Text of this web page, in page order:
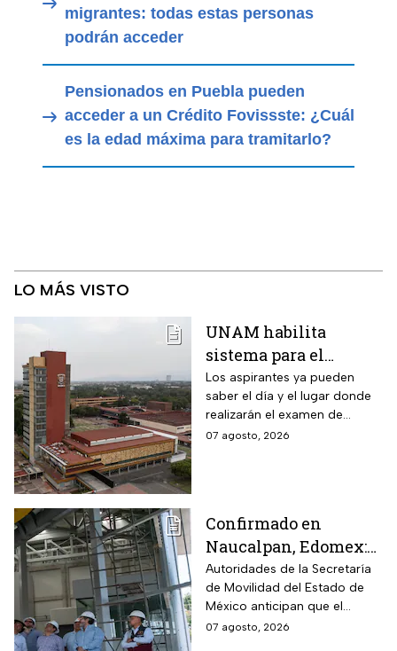
migrantes: todas estas personas
podrán acceder
Pensionados en Puebla pueden
acceder a un Crédito Fovissste: ¿Cuál
es la edad máxima para tramitarlo?
LO MÁS VISTO
UNAM habilita
sistema para el
examen de control: así
puedes consultar
fecha, hora y sede
Los aspirantes ya pueden
saber el día y el lugar donde
realizarán el examen de
control de forma presencial
07 agosto, 2026
Confirmado en
Naucalpan, Edomex:
la Línea 3 del
Mexicable llega al
71,4% de avance y
anuncian cuándo
Autoridades de la Secretaría
de Movilidad del Estado de
México anticipan que el
transporte teleférico reducirá
07 agosto, 2026